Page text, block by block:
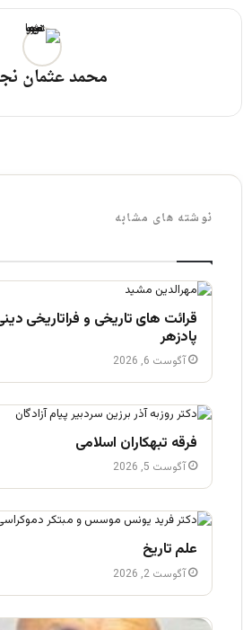
محمد عثمان
نوشته های مشابه
قرائت های تاریخی و فراتاریخی
پادزهر
آگوست 6, 2026
فرقه تبهکاران اسلامی
آگوست 5, 2026
علم تاریخ
آگوست 2, 2026